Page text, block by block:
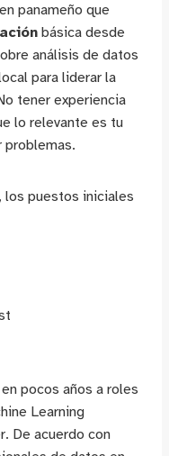
panameño que
básica desde
análisis de datos
para liderar la
tener experiencia
lo relevante es tu
problemas.
los puestos iniciales
pocos años a roles
Learning
De acuerdo con